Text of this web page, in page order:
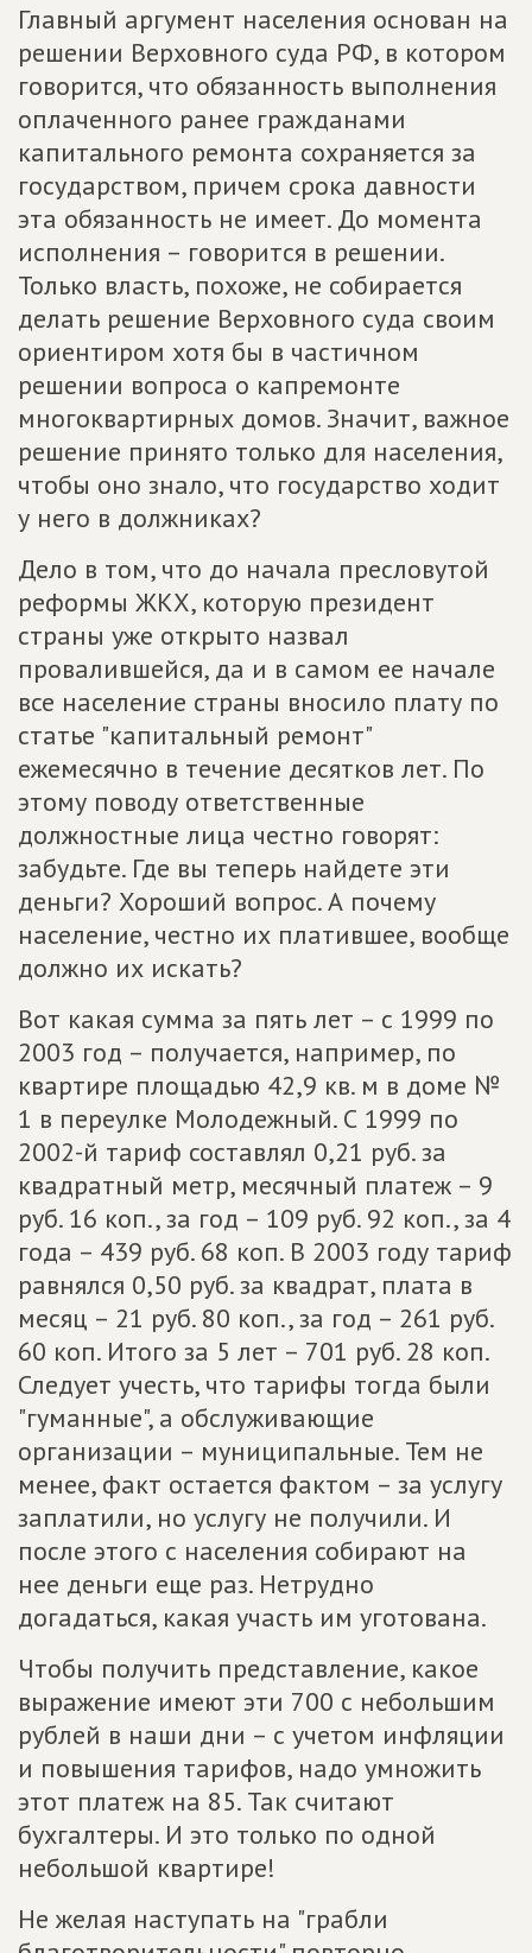
Главный аргумент населения основан на
решении Верховного суда РФ, в котором
говорится, что обязанность выполнения
оплаченного ранее гражданами
капитального ремонта сохраняется за
государством, причем срока давности
эта обязанность не имеет. До момента
исполнения – говорится в решении.
Только власть, похоже, не собирается
делать решение Верховного суда своим
ориентиром хотя бы в частичном
решении вопроса о капремонте
многоквартирных домов. Значит, важное
решение принято только для населения,
чтобы оно знало, что государство ходит
у него в должниках?
Дело в том, что до начала пресловутой
реформы ЖКХ, которую президент
страны уже открыто назвал
провалившейся, да и в самом ее начале
все население страны вносило плату по
статье "капитальный ремонт"
ежемесячно в течение десятков лет. По
этому поводу ответственные
должностные лица честно говорят:
забудьте. Где вы теперь найдете эти
деньги? Хороший вопрос. А почему
население, честно их платившее, вообще
должно их искать?
Вот какая сумма за пять лет – с 1999 по
2003 год – получается, например, по
квартире площадью 42,9 кв. м в доме №
1 в переулке Молодежный. С 1999 по
2002-й тариф составлял 0,21 руб. за
квадратный метр, месячный платеж – 9
руб. 16 коп., за год – 109 руб. 92 коп., за 4
года – 439 руб. 68 коп. В 2003 году тариф
равнялся 0,50 руб. за квадрат, плата в
месяц – 21 руб. 80 коп., за год – 261 руб.
60 коп. Итого за 5 лет – 701 руб. 28 коп.
Следует учесть, что тарифы тогда были
"гуманные", а обслуживающие
организации – муниципальные. Тем не
менее, факт остается фактом – за услугу
заплатили, но услугу не получили. И
после этого с населения собирают на
нее деньги еще раз. Нетрудно
догадаться, какая участь им уготована.
Чтобы получить представление, какое
выражение имеют эти 700 с небольшим
рублей в наши дни – с учетом инфляции
и повышения тарифов, надо умножить
этот платеж на 85. Так считают
бухгалтеры. И это только по одной
небольшой квартире!
Не желая наступать на "грабли